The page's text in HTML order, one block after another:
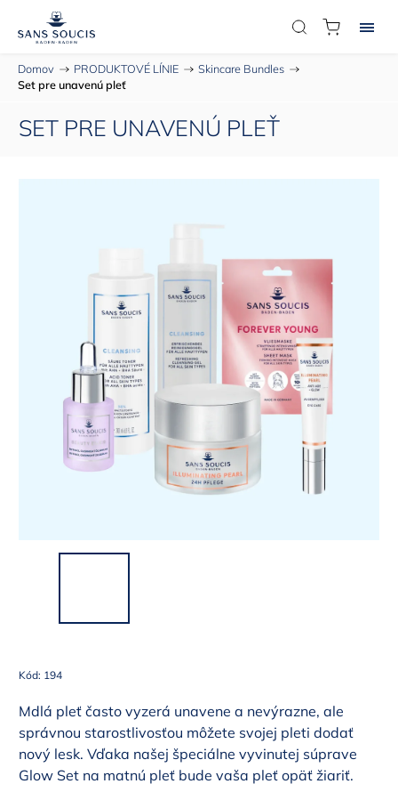
Domov / PRODUKTOVÉ LÍNIE / Skincare Bundles /
Set pre unavenú pleť
SET PRE UNAVENÚ PLEŤ
Kód: 194
Mdlá pleť často vyzerá unavene a nevýrazne, ale
správnou starostlivosťou môžete svojej pleti dodať
nový lesk. Vďaka našej špeciálne vyvinutej súprave
Glow Set na matnú pleť bude vaša pleť opäť žiariť.